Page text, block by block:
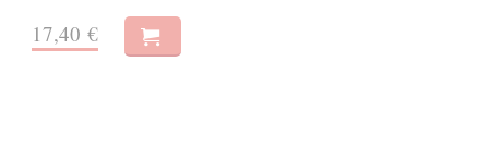
17,40 €